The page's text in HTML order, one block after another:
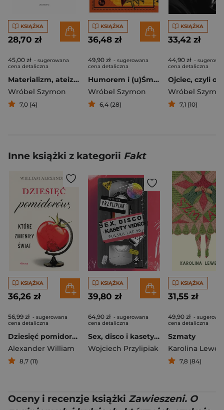
KSIĄŻKA
28,70 zł
45,00 zł - sugerowana
cena detaliczna
Materializm, ateizm, immanencja. Notatki do przyszłej heteroontologii
Wróbel Szymon
7,0 (4)
KSIĄŻKA
36,48 zł
49,90 zł - sugerowana
cena detaliczna
Humorem i (u)Śmiechem
Wróbel Szymon
6,4 (28)
KSIĄŻKA
33,42 zł
44,90 zł -
cena detaliczna
Wróbel
7,1 (10)
Inne książki z kategorii Fakt
KSIĄŻKA
36,26 zł
56,99 zł - sugerowana
cena detaliczna
Dziesięć pomidorów, które zmieniły świat
Alexander William
8,7 (11)
KSIĄŻKA
39,80 zł
64,90 zł - sugerowana
cena detaliczna
Sex, disco i kasety video. Polska lat 90.
Wojciech Przylipiak
KSIĄŻKA
31,55 zł
49,90 zł -
cena detaliczna
Szmaty
Karolina
7,8 (84)
Oceny i recenzje książki Zawieszeni. O